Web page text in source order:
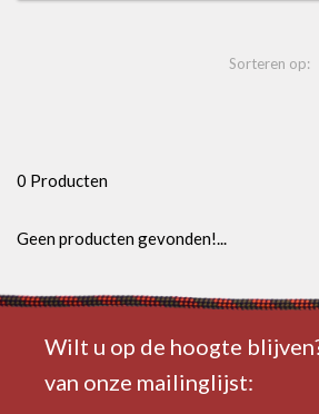
Sorteren op:
0 Producten
Geen producten gevonden!...
Wilt u op de hoogte
van onze mailinglijst: